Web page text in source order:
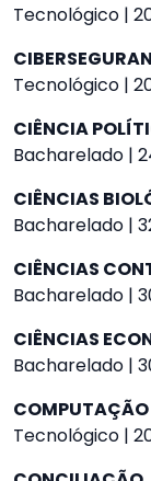
Tecnológico |
Tecnológico |
CIÊNCIA
Bacharelado |
CIÊNCIAS
Bacharelado |
CIÊNCIAS
Bacharelado |
CIÊNCIAS
Bacharelado |
COMPUTAÇÃO
Tecnológico |